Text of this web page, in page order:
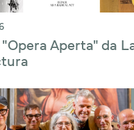
Aperta" da